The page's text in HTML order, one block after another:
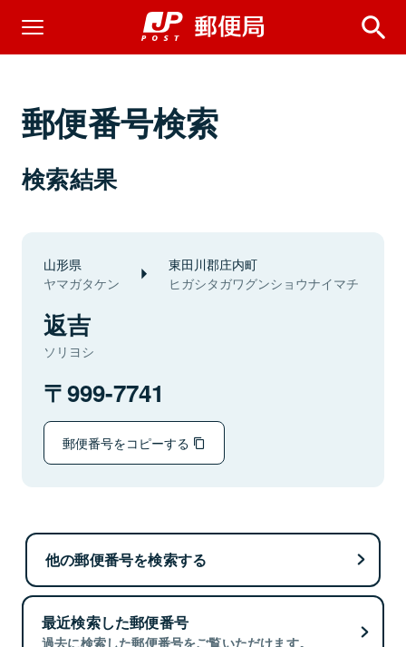
郵便番号検索
検索結果
山形県
ヤマガタケン
東田川郡庄内町
ヒガシタガワグンショウナイマチ
返吉
ソリヨシ
999-7741
郵便番号をコピーする
他の郵便番号を検索する
最近検索した郵便番号
過去に検索した郵便番号をご覧いただけます。